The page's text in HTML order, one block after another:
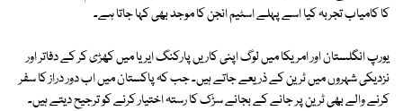
کا کامیاب تجربہ کیا اسے پہلے اسٹیم انجن کا موجد بھی کہا جاتا ہے۔
یورپ انگلستان اور امریکا میں لوگ اپنی کاریں پارکنگ ایریا میں کھڑی کر کے دفاتر اور
نزدیکی شہروں میں ٹرین کے ذریعے جاتے ہیں۔ جب کہ پاکستان میں اب دور دراز کا سفر
کرنے والے بھی ٹرین پر جانے کے بجائے سڑک کا رستہ اختیار کرنے کو ترجیح دیتے ہیں۔